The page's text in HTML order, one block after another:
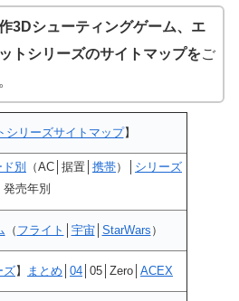
3Dシューティングゲーム、エ
トシリーズのサイトマップをご
シリーズサイトマップ】
別 （AC│据置│ 携帯）│ シリーズ
│発売年別
（ フライト 宇宙│ StarWars ）
ズ】 まとめ 04 │05│Zero│ ACEX